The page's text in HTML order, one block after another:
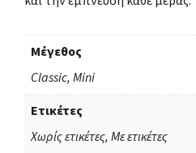
Μέγεθος
Classic, Mini
Ετικέτες
Χωρίς ετικέτες, Με ετικέτες